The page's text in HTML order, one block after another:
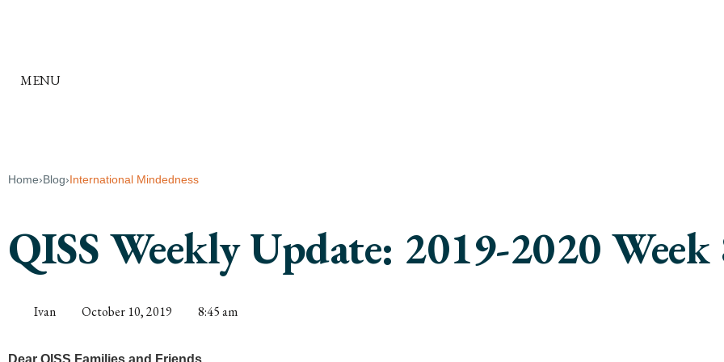
MENU
Home›Blog›International Mindedness
QISS Weekly Update: 2019-2020 Week
Ivan October 10, 2019 8:45 am
Dear QISS Families and Friends,